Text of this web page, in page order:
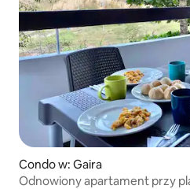
Condo w: Gaira
Odnowiony apartament przy